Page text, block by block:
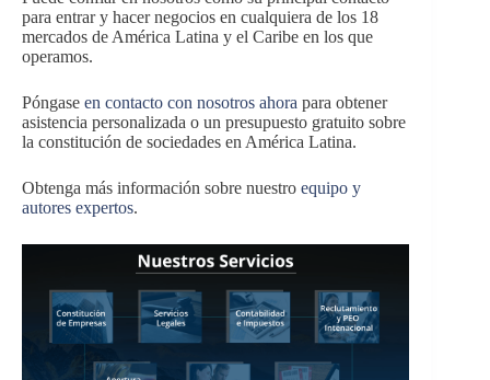
para entrar y hacer negocios en cualquiera de los 18
mercados de América Latina y el Caribe en los que
operamos.
Póngase en contacto con nosotros ahora para obtener
asistencia personalizada o un presupuesto gratuito sobre
la constitución de sociedades en América Latina.
Obtenga más información sobre nuestro equipo y
autores expertos.